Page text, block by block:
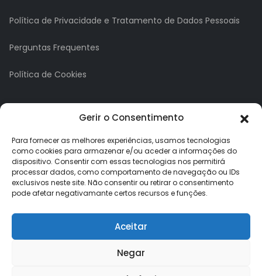
Gerir o Consentimento
Para fornecer as melhores experiências, usamos tecnologias
como cookies para armazenar e/ou aceder a informações do
dispositivo. Consentir com essas tecnologias nos permitirá
processar dados, como comportamento de navegação ou IDs
exclusivos neste site. Não consentir ou retirar o consentimento
pode afetar negativamante certos recursos e funções.
Aceitar
Negar
Política de Privacidade e Tratamento de Dados Pessoais
Perguntas Frequentes
Política de Cookies
A minha conta
A Minha Conta
Histórico de Pedidos
Lista de Desejos
Newsletter